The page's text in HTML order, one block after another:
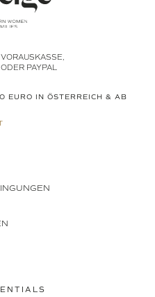
EURO IN ÖSTERREICH & AB
PAYPAL